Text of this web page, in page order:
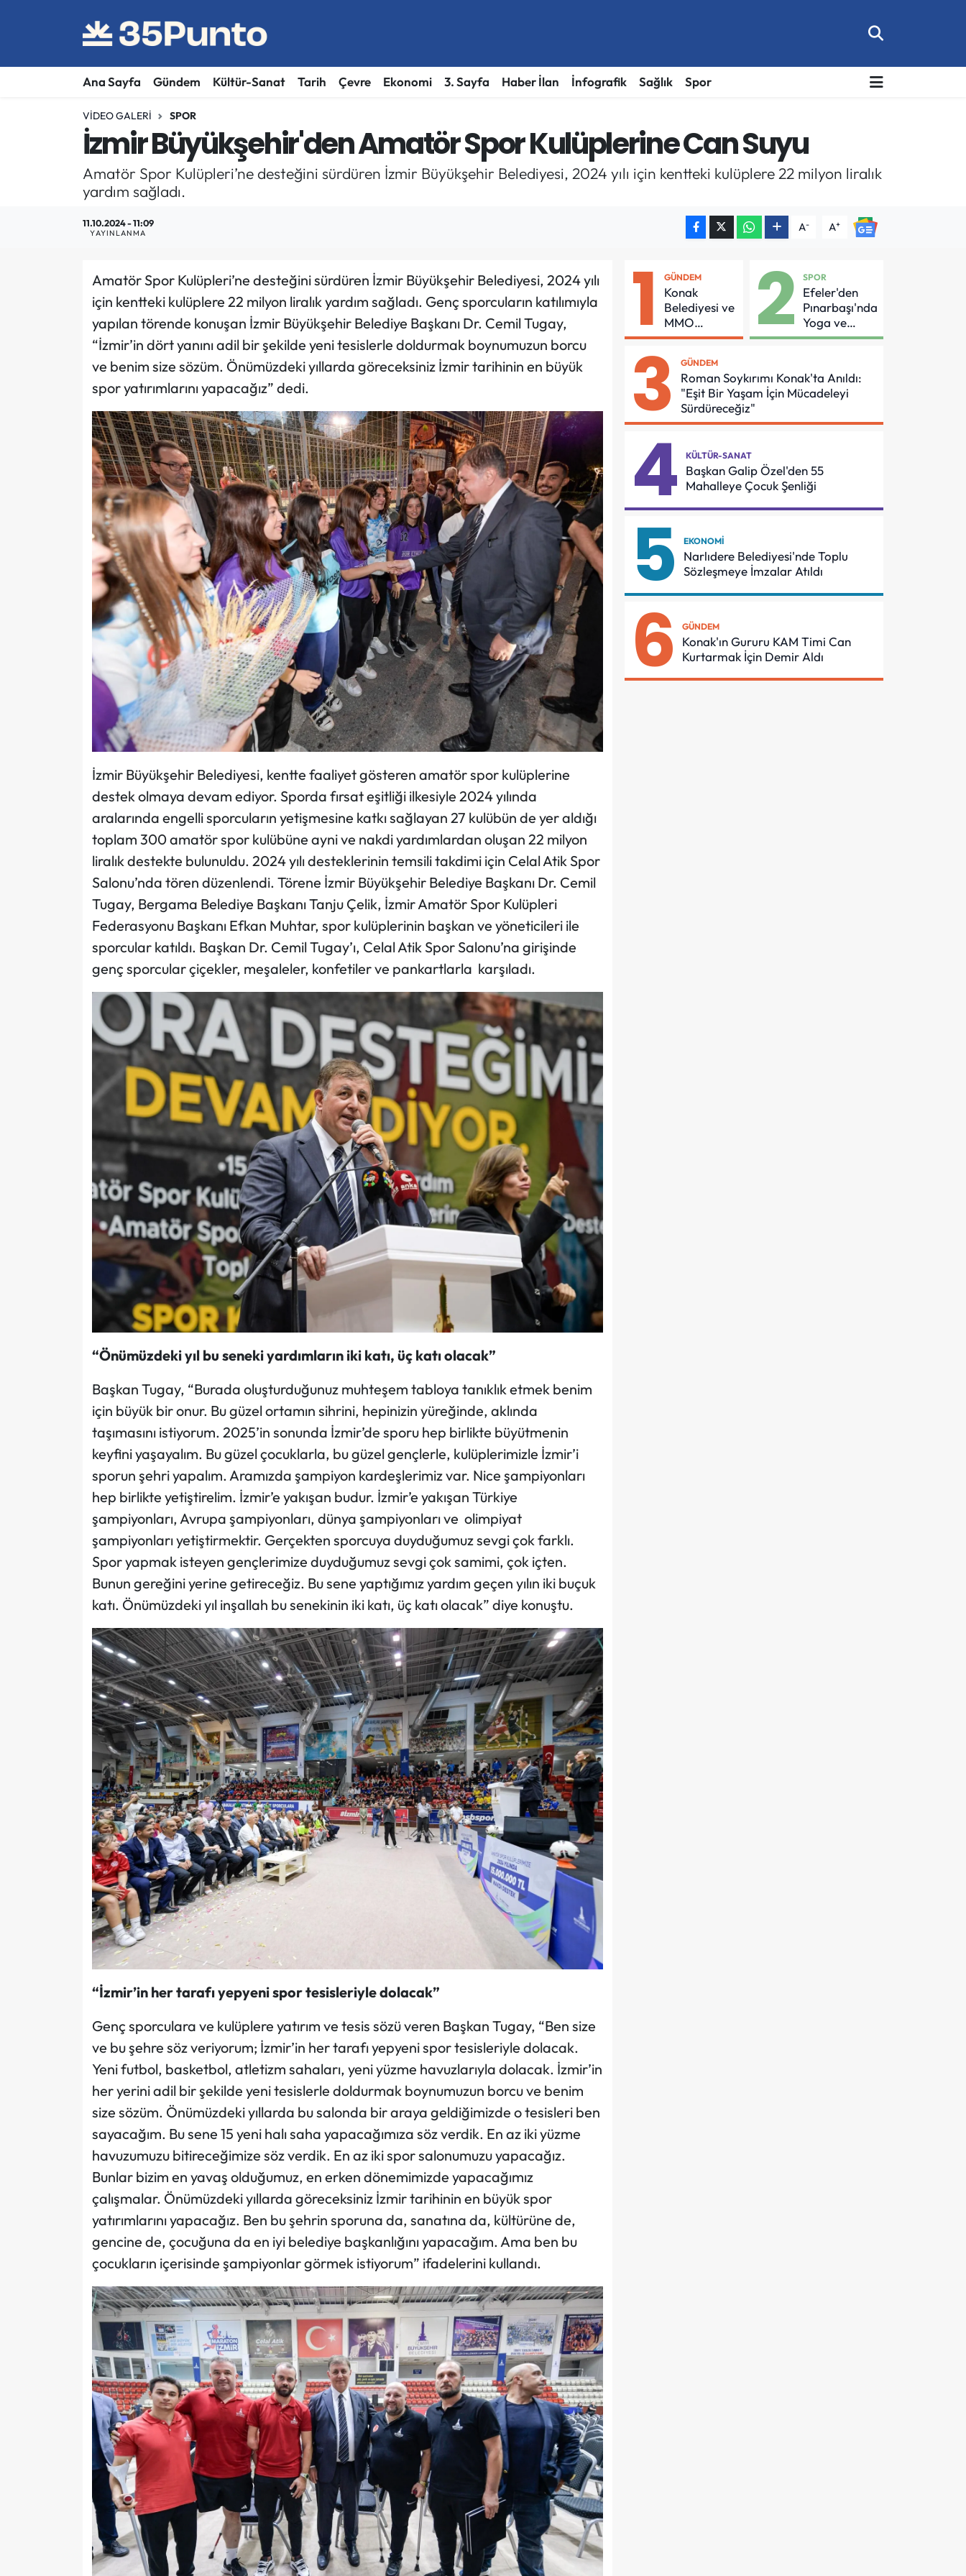
Ana Sayfa Gündem Kültür-Sanat Tarih Çevre Ekonomi 3. Sayfa Haber İlan İnfografik Sağlık Spor
VIDEO GALERI SPOR
İzmir Büyükşehir'den Amatör Spor Kulüplerine Can Suyu
Amatör Spor Kulüpleri’ne desteğini sürdüren İzmir Büyükşehir Belediyesi, 2024 yılı için kentteki kulüplere 22 milyon liralık
yardım sağladı.
11.10.2024 - 11:09
YAYINLANMA A- A+
Amatör Spor Kulüpleri’ne desteğini sürdüren İzmir Büyükşehir Belediyesi, 2024 yılı
için kentteki kulüplere 22 milyon liralık yardım sağladı. Genç sporcuların katılımıyla
yapılan törende konuşan İzmir Büyükşehir Belediye Başkanı Dr. Cemil Tugay,
“İzmir’in dört yanını adil bir şekilde yeni tesislerle doldurmak boynumuzun borcu
ve benim size sözüm. Önümüzdeki yıllarda göreceksiniz İzmir tarihinin en büyük
spor yatırımlarını yapacağız” dedi.
İzmir Büyükşehir Belediyesi, kentte faaliyet gösteren amatör spor kulüplerine
destek olmaya devam ediyor. Sporda fırsat eşitliği ilkesiyle 2024 yılında
aralarında engelli sporcuların yetişmesine katkı sağlayan 27 kulübün de yer aldığı
toplam 300 amatör spor kulübüne ayni ve nakdi yardımlardan oluşan 22 milyon
liralık destekte bulunuldu. 2024 yılı desteklerinin temsili takdimi için Celal Atik Spor
Salonu’nda tören düzenlendi. Törene İzmir Büyükşehir Belediye Başkanı Dr. Cemil
Tugay, Bergama Belediye Başkanı Tanju Çelik, İzmir Amatör Spor Kulüpleri
Federasyonu Başkanı Efkan Muhtar, spor kulüplerinin başkan ve yöneticileri ile
sporcular katıldı. Başkan Dr. Cemil Tugay’ı, Celal Atik Spor Salonu’na girişinde
genç sporcular çiçekler, meşaleler, konfetiler ve pankartlarla karşıladı.
“Önümüzdeki yıl bu seneki yardımların iki katı, üç katı olacak”
Başkan Tugay, “Burada oluşturduğunuz muhteşem tabloya tanıklık etmek benim
için büyük bir onur. Bu güzel ortamın sihrini, hepinizin yüreğinde, aklında
taşımasını istiyorum. 2025’in sonunda İzmir’de sporu hep birlikte büyütmenin
keyfini yaşayalım. Bu güzel çocuklarla, bu güzel gençlerle, kulüplerimizle İzmir’i
sporun şehri yapalım. Aramızda şampiyon kardeşlerimiz var. Nice şampiyonları
hep birlikte yetiştirelim. İzmir’e yakışan budur. İzmir’e yakışan Türkiye
şampiyonları, Avrupa şampiyonları, dünya şampiyonları ve olimpiyat
şampiyonları yetiştirmektir. Gerçekten sporcuya duyduğumuz sevgi çok farklı.
Spor yapmak isteyen gençlerimize duyduğumuz sevgi çok samimi, çok içten.
Bunun gereğini yerine getireceğiz. Bu sene yaptığımız yardım geçen yılın iki buçuk
katı. Önümüzdeki yıl inşallah bu senekinin iki katı, üç katı olacak” diye konuştu.
“İzmir’in her tarafı yepyeni spor tesisleriyle dolacak”
Genç sporculara ve kulüplere yatırım ve tesis sözü veren Başkan Tugay, “Ben size
ve bu şehre söz veriyorum; İzmir’in her tarafı yepyeni spor tesisleriyle dolacak.
Yeni futbol, basketbol, atletizm sahaları, yeni yüzme havuzlarıyla dolacak. İzmir’in
her yerini adil bir şekilde yeni tesislerle doldurmak boynumuzun borcu ve benim
size sözüm. Önümüzdeki yıllarda bu salonda bir araya geldiğimizde o tesisleri ben
sayacağım. Bu sene 15 yeni halı saha yapacağımıza söz verdik. En az iki yüzme
havuzumuzu bitireceğimize söz verdik. En az iki spor salonumuzu yapacağız.
Bunlar bizim en yavaş olduğumuz, en erken dönemimizde yapacağımız
çalışmalar. Önümüzdeki yıllarda göreceksiniz İzmir tarihinin en büyük spor
yatırımlarını yapacağız. Ben bu şehrin sporuna da, sanatına da, kültürüne de,
gencine de, çocuğuna da en iyi belediye başkanlığını yapacağım. Ama ben bu
çocukların içerisinde şampiyonlar görmek istiyorum” ifadelerini kullandı.
1 GÜNDEM
Konak
Belediyesi ve
MMO
Arasında
Güvenliği İçin
Önemli
Protokol
2 SPOR
Efeler'den
Pınarbaşı'nda
Yoga ve
Pilates
3 GÜNDEM
Roman Soykırımı Konak'ta Anıldı:
"Eşit Bir Yaşam İçin Mücadeleyi
Sürdüreceğiz"
4 KÜLTÜR-SANAT
Başkan Galip Özel'den 55
Mahalleye Çocuk Şenliği
5 EKONOMI
Narlıdere Belediyesi'nde Toplu
Sözleşmeye İmzalar Atıldı
6 GÜNDEM
Konak'ın Gururu KAM Timi Can
Kurtarmak İçin Demir Aldı